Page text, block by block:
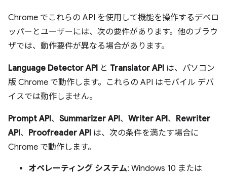
Chrome でこれらの API を使用して機能を操作するデベロ
ッパーとユーザーには、次の要件があります。他のブラウ
ザでは、動作要件が異なる場合があります。
Language Detector API と Translator API は、パソコン
版 Chrome で動作します。これらの API はモバイル デバ
イスでは動作しません。
Prompt API、 Summarizer API、 Writer API、 Rewriter
API、 Proofreader API は、次の条件を満たす場合に
Chrome で動作します。
オペレーティング システム: Windows 10 または